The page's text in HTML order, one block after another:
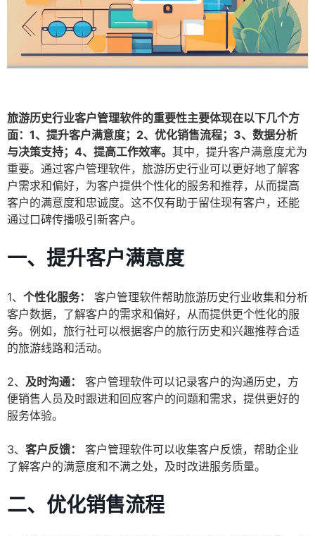
旅游历史行业客户管理软件的重要性主要体现在以下几个方
面：1、提升客户满意度；2、优化销售流程；3、数据分析
与决策支持；4、提高工作效率。 其中，提升客户满意度尤为
重要。通过客户管理软件，旅游历史行业可以更好地了解客
户需求和偏好，为客户提供个性化的服务和推荐，从而提高
客户的满意度和忠诚度。这不仅有助于留住现有客户，还能
通过口碑传播吸引新客户。
一、提升客户满意度
1、 个性化服务：
客户管理软件帮助旅游历史行业收集和分析
客户数据，了解客户的需求和偏好，从而提供更个性化的服
务。例如，旅行社可以根据客户的旅行历史和兴趣推荐合适
的旅游线路和活动。
2、 及时沟通：
客户管理软件可以记录客户的沟通历史，方
便销售人员及时跟进和回应客户的问题和需求，提供更好的
服务体验。
3、 客户反馈：
客户管理软件可以收集客户反馈，帮助企业
了解客户的满意度和不满之处，及时改进服务质量。
二、优化销售流程